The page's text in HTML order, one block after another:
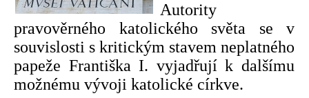
Autority
pravověrného katolického světa se v
souvislosti s kritickým stavem neplatného
papeže Františka I. vyjadřují k dalšímu
možnému vývoji katolické církve.